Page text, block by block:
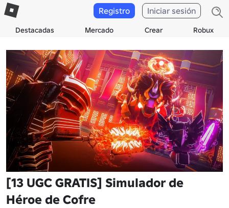
Destacadas Mercado Crear Robux
Registro Iniciar sesión
[13 UGC GRATIS] Simulador de
Héroe de Cofre